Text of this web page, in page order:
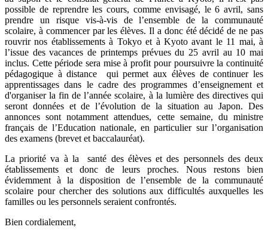
possible de reprendre les cours, comme envisagé, le 6 avril, sans
prendre un risque vis-à-vis de l’ensemble de la communauté
scolaire, à commencer par les élèves. Il a donc été décidé de ne pas
rouvrir nos établissements à Tokyo et à Kyoto avant le 11 mai, à
l’issue des vacances de printemps prévues du 25 avril au 10 mai
inclus. Cette période sera mise à profit pour poursuivre la continuité
pédagogique à distance qui permet aux élèves de continuer les
apprentissages dans le cadre des programmes d’enseignement et
d'organiser la fin de l’année scolaire, à la lumière des directives qui
seront données et de l’évolution de la situation au Japon. Des
annonces sont notamment attendues, cette semaine, du ministre
français de l’Education nationale, en particulier sur l’organisation
des examens (brevet et baccalauréat).
La priorité va à la santé des élèves et des personnels des deux
établissements et donc de leurs proches. Nous restons bien
évidemment à la disposition de l’ensemble de la communauté
scolaire pour chercher des solutions aux difficultés auxquelles les
familles ou les personnels seraient confrontés.
Bien cordialement,